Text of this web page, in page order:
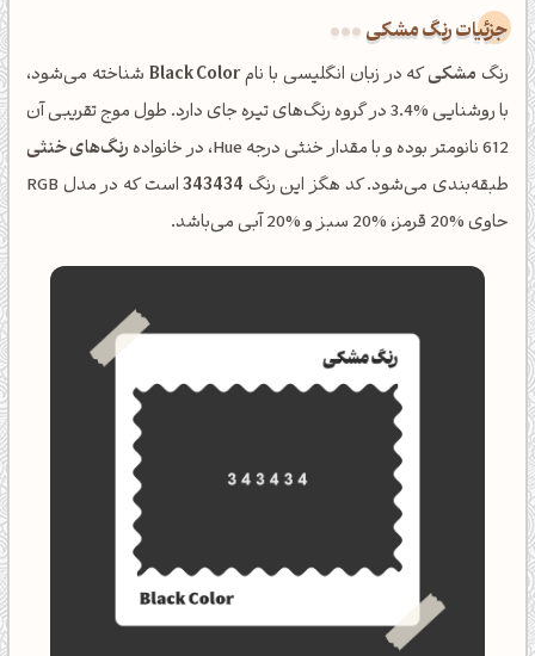
جزئیات رنگ مشکی
رنگ مشکیکه در زبان انگلیسی با نامBlack Color شناخته می‌شود،
با روشنایی %3.4 در گروه رنگ‌های تیره جای دارد. طول موج تقریبی آن
612 نانومتر بوده و با مقدار خنثی درجه Hue، در خانواده
رنگ‌های خنثی
طبقه‌بندی می‌شود. کد هگز این رنگ 343434
است که در مدل RGB
حاوی %20 قرمز، %20 سبز و %20 آبی می‌باشد.